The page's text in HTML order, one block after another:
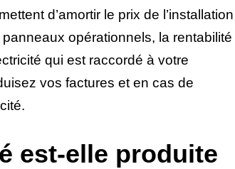
d’amortir le prix de l’installation
opérationnels, la rentabilité
qui est raccordé à votre
vos factures et en cas de
est-elle produite